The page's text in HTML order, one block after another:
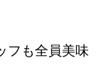
フも全員美味